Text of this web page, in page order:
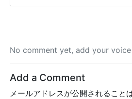
No comment yet, add your
Add a Comment
メールアドレスが公開されること